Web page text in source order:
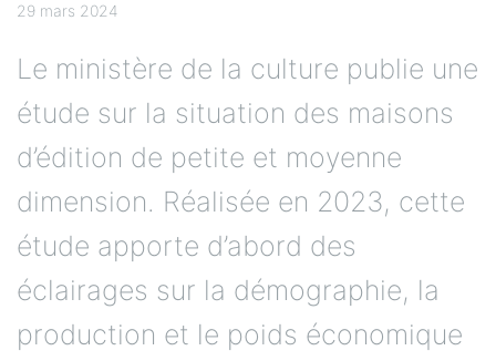
29 mars 2024
Le ministère de la culture publie une
étude sur la situation des maisons
d’édition de petite et moyenne
dimension. Réalisée en 2023, cette
étude apporte d’abord des
éclairages sur la démographie, la
production et le poids économique